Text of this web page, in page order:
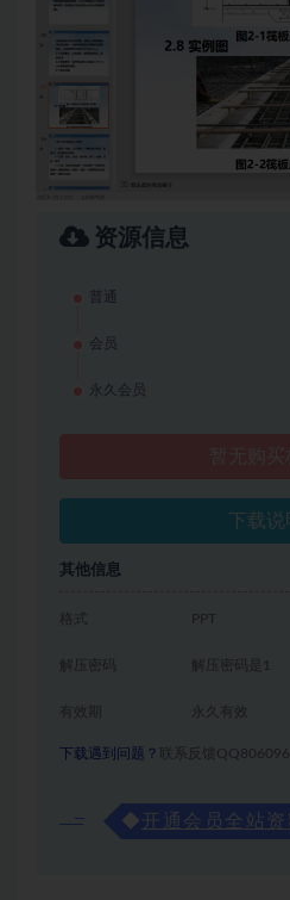
资源信息
普通
会员
永久会员
下载说
其他信息
格式
解压密码 解压密码是1
有效期 永久有效
下载遇到问题？ 联系反馈
◆ 开通会员全站